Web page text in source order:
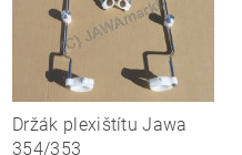
Držák plexištítu Jawa
354/353